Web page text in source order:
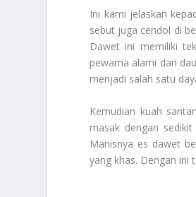
Ini kami jelaskan
sebut juga cendol di
Dawet ini memiliki
pewarna alami dari
menjadi salah satu
Kemudian kuah
masak dengan
Manisnya es dawet
yang khas. Dengan ini